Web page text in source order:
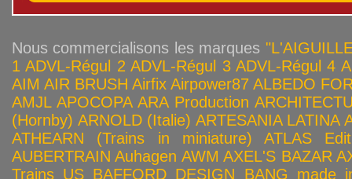
Nous commercialisons les marques
1 ADVL-Régul 2 ADVL-Régul 3 ADVL-Régul 4
AIM AIR BRUSH Airfix Airpower87 ALBEDO
AMJL APOCOPA ARA Production
(Hornby) ARNOLD (Italie) ARTESANIA LATINA
ATHEARN (Trains in miniature)
ATLAS
AUBERTRAIN Auhagen AWM AXEL'S BAZAR
Trains US BAFFORD DESIGN
BANG made